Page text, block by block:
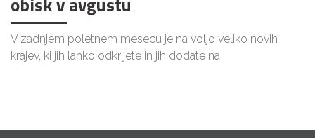
V zadnjem poletnem mesecu je na voljo veliko novih
krajev, ki jih lahko odkrijete in jih dodate na